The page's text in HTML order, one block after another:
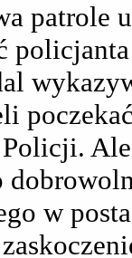
patrole
w